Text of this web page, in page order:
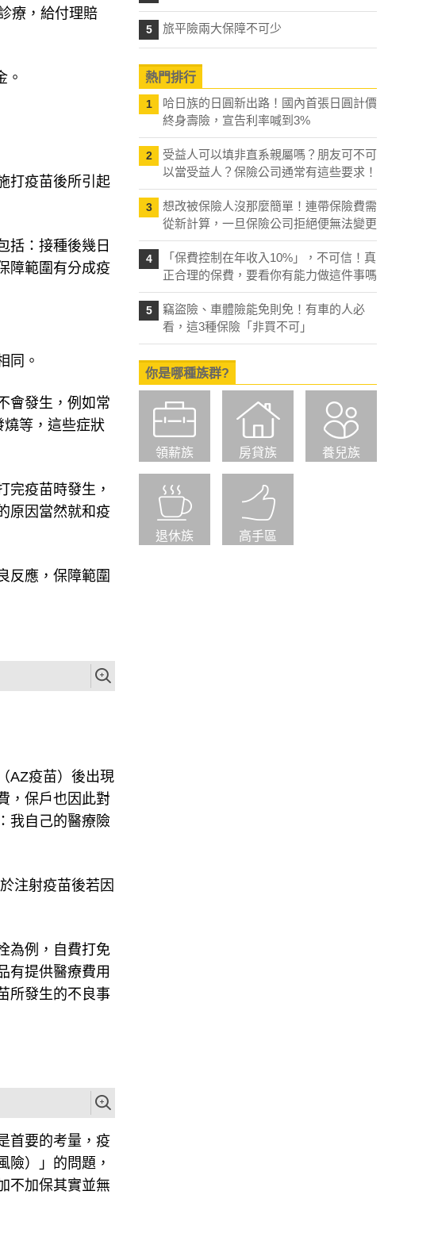
療，給付理賠
。
打疫苗後所引起
括：接種後幾日
障範圍有分成疫
同。
會發生，例如常
燒等，這些症狀
完疫苗時發生，
原因當然就和疫
反應，保障範圍
AZ疫苗）後出現
，保戶也因此對
我自己的醫療險
注射疫苗後若因
為例，自費打免
有提供醫療費用
所發生的不良事
首要的考量，疫
險）」的問題，
不加保其實並無
5 旅平險兩大保障不可少
熱門排行
1
哈日族的日圓新出路！國內首張日圓計價
終身壽險，宣告利率喊到3%
2
受益人可以填非直系親屬嗎？朋友可不可
以當受益人？保險公司通常有這些要求！
3
想改被保險人沒那麼簡單！連帶保險費需
從新計算，一旦保險公司拒絕便無法變更
4
「保費控制在年收入10%」，不可信！真
正合理的保費，要看你有能力做這件事嗎
5
竊盜險、車體險能免則免！有車的人必
看，這3種保險「非買不可」
你是哪種族群?
領薪族 房貸族 養兒族
退休族 高手區